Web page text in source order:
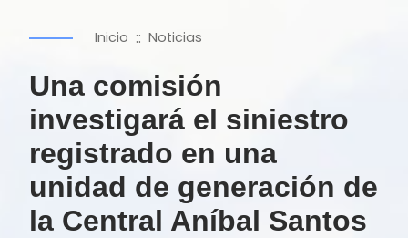
Inicio :: Noticias
Una comisión
investigará el siniestro
registrado en una
unidad de generación de
la Central Aníbal Santos